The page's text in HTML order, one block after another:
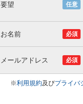
要望 任意
お名前 必須
メールアドレス 必須
※利用規約及びプライバ